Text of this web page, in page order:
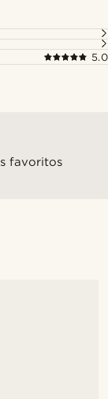
5.0
favoritos